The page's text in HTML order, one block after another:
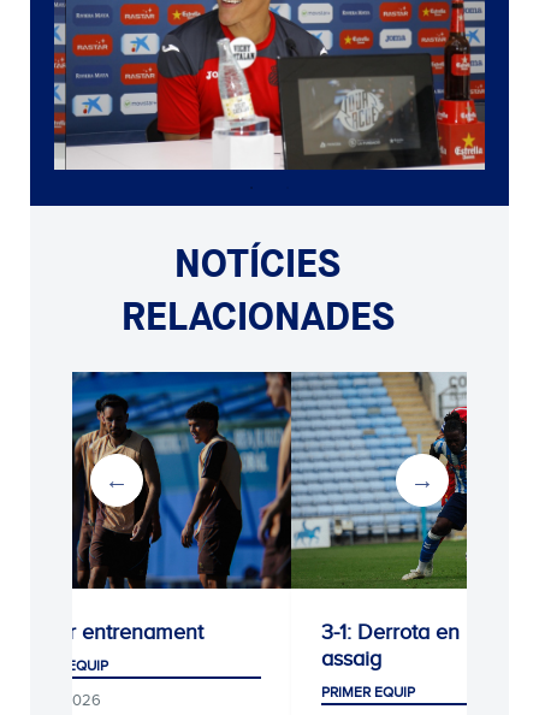
NOTÍCIES
RELACIONADES
Darrer entrenament
PRIMER EQUIP
09/08/2026
3-1: Derrota en l’últim
assaig
PRIMER EQUIP